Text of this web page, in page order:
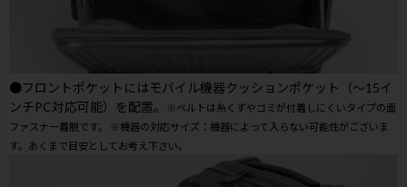
●フロントポケットにはモバイル機器クッションポケット（～15イ
ンチPC対応可能）を配置。
※ベルトは糸くずやゴミが付着しにくいタイプの面
ファスナー着脱です。 ※機器の対応サイズ：機器によって入らない可能性がございま
す。あくまで目安としてお考え下さい。